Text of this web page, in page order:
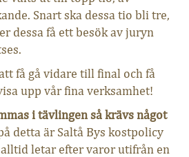
Snart ska dessa tio bli tre,
dessa få ett besök av juryn
få gå vidare till final och få
upp vår fina verksamhet!
i tävlingen så krävs något
detta är Saltå Bys kostpolicy
letar efter varor utifrån en